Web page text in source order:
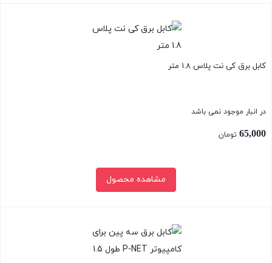
کابل برق کی نت پلاس 1.8 متر
در انبار موجود نمی باشد
65,000 تومان
مشاهده محصول